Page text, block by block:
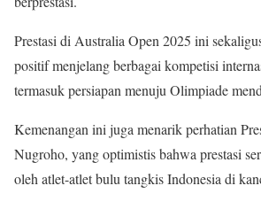
Prestasi di Australia Open 2025 ini
positif menjelang berbagai kompetisi
termasuk persiapan menuju Olimpiade
Kemenangan ini juga menarik perhatian
Nugroho, yang optimistis bahwa prestasi
oleh atlet-atlet bulu tangkis Indonesia di